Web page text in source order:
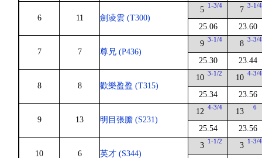
6 11 劍凌雲 (T300)
5 1-3/4
25.06
7 3-1/4
23.60
7 7 尊兄 (P436)
9 3-1/4
25.30
8 3-3/4
23.44
8 8 歡樂盈盈 (T315)
10 3-1/2
25.34
10 4-3/4
23.56
9 13 明目張膽 (S231)
12 4-3/4
25.54
13 6
23.56
10 6 英才 (S344)
3 1-1/2 3 1-3/4